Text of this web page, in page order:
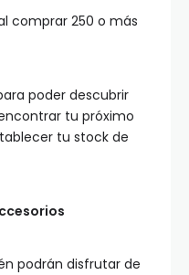
comprar 250 o más
poder descubrir
tu próximo
tu stock de
podrán disfrutar de